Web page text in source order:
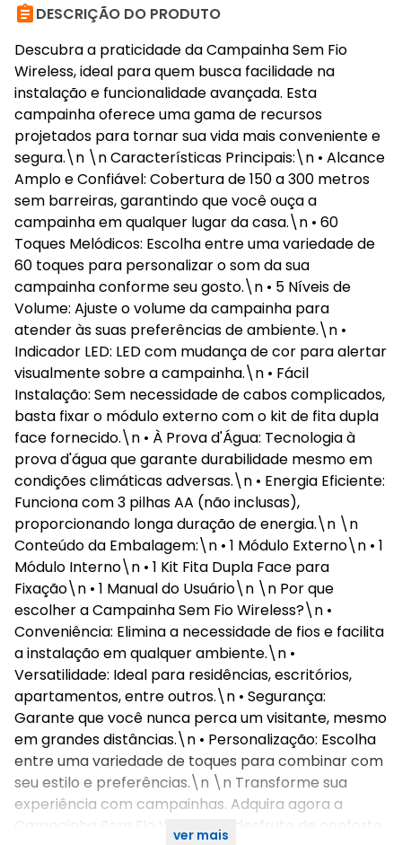
DESCRIÇÃO DO PRODUTO
Descubra a praticidade da Campainha Sem Fio
Wireless, ideal para quem busca facilidade na
instalação e funcionalidade avançada. Esta
campainha oferece uma gama de recursos
projetados para tornar sua vida mais conveniente e
segura.\n \n Características Principais:\n • Alcance
Amplo e Confiável: Cobertura de 150 a 300 metros
sem barreiras, garantindo que você ouça a
campainha em qualquer lugar da casa.\n • 60
Toques Melódicos: Escolha entre uma variedade de
60 toques para personalizar o som da sua
campainha conforme seu gosto.\n • 5 Níveis de
Volume: Ajuste o volume da campainha para
atender às suas preferências de ambiente.\n •
Indicador LED: LED com mudança de cor para alertar
visualmente sobre a campainha.\n • Fácil
Instalação: Sem necessidade de cabos complicados,
basta fixar o módulo externo com o kit de fita dupla
face fornecido.\n • À Prova d'Água: Tecnologia à
prova d'água que garante durabilidade mesmo em
condições climáticas adversas.\n • Energia Eficiente:
Funciona com 3 pilhas AA (não inclusas),
proporcionando longa duração de energia.\n \n
Conteúdo da Embalagem:\n • 1 Módulo Externo\n • 1
Módulo Interno\n • 1 Kit Fita Dupla Face para
Fixação\n • 1 Manual do Usuário\n \n Por que
escolher a Campainha Sem Fio Wireless?\n •
Conveniência: Elimina a necessidade de fios e facilita
a instalação em qualquer ambiente.\n •
Versatilidade: Ideal para residências, escritórios,
apartamentos, entre outros.\n • Segurança:
Garante que você nunca perca um visitante, mesmo
em grandes distâncias.\n • Personalização: Escolha
entre uma variedade de toques para combinar com
seu estilo e preferências.\n \n Transforme sua
experiência com campainhas. Adquira agora a
Campainha Sem Fio Wireless e desfrute de conforto
ver mais